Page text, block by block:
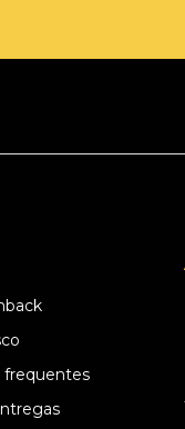
frequentes